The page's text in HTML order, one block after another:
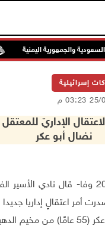
والجمهورية اليمنية
إسرائيلية
الإداريّ
نضال أبو عكر
رام الله 25-7- 2023 وفا- قال نادي
أمر اعتقالٍ إداريا
الصحفيّ نضال أبو عكر (55 عامًا)